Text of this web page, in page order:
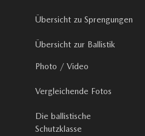
Übersicht zu Sprengungen
Übersicht zur Ballistik
Photo / Video
Vergleichende Fotos
Die ballistische
Schutzklasse